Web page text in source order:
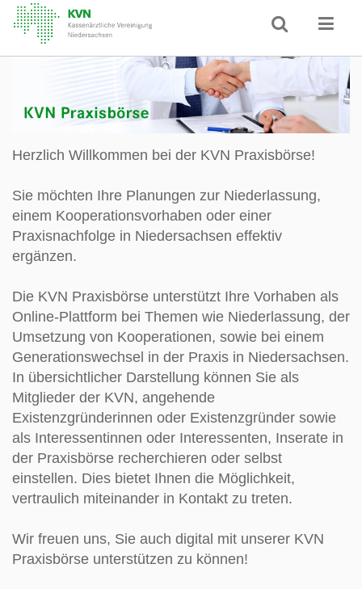
Herzlich Willkommen bei der KVN Praxisbörse!
Sie möchten Ihre Planungen zur Niederlassung,
einem Kooperationsvorhaben oder einer
Praxisnachfolge in Niedersachsen effektiv
ergänzen.
Die KVN Praxisbörse unterstützt Ihre Vorhaben als
Online-Plattform bei Themen wie Niederlassung, der
Umsetzung von Kooperationen, sowie bei einem
Generationswechsel in der Praxis in Niedersachsen.
In übersichtlicher Darstellung können Sie als
Mitglieder der KVN, angehende
Existenzgründerinnen oder Existenzgründer sowie
als Interessentinnen oder Interessenten, Inserate in
der Praxisbörse recherchieren oder selbst
einstellen. Dies bietet Ihnen die Möglichkeit,
vertraulich miteinander in Kontakt zu treten.
Wir freuen uns, Sie auch digital mit unserer KVN
Praxisbörse unterstützen zu können!